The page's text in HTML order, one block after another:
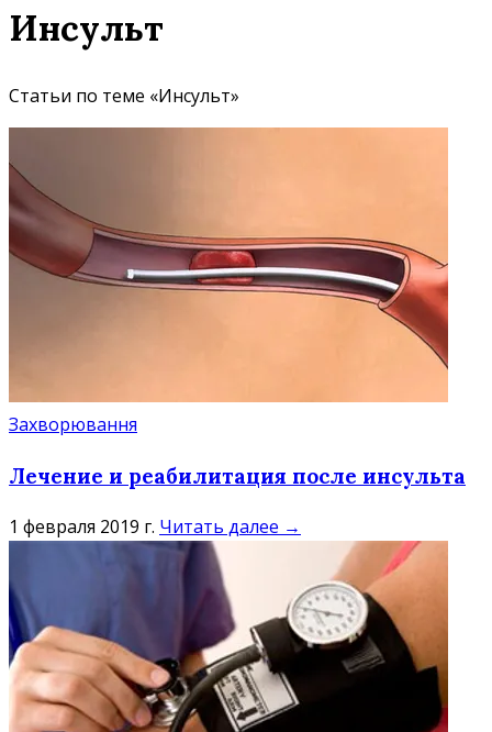
Инсульт
Статьи по теме «Инсульт»
Захворювання
Лечение и реабилитация после инсульта
1 февраля 2019 г. Читать далее →